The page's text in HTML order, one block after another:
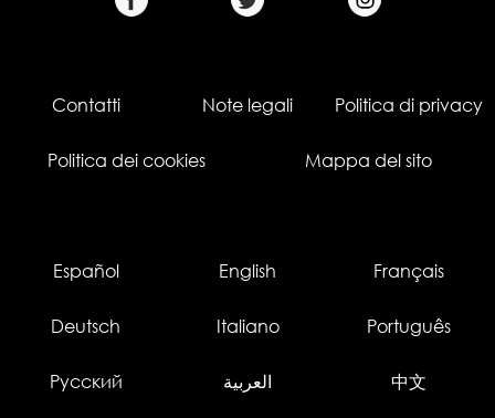
Contatti Note legali Politica di privacy
Politica dei cookies Mappa del sito
Español English Français
Deutsch Italiano Português
Русский العربية 中文